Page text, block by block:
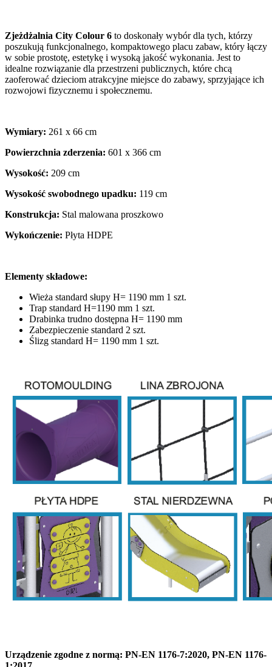
Zjeżdżalnia City Colour 6 to doskonały wybór dla tych, którzy
poszukują funkcjonalnego, kompaktowego placu zabaw, który łączy
w sobie prostotę, estetykę i wysoką jakość wykonania. Jest to
idealne rozwiązanie dla przestrzeni publicznych, które chcą
zaoferować dzieciom atrakcyjne miejsce do zabawy, sprzyjające ich
rozwojowi fizycznemu i społecznemu.
Wymiary: 261 x 66 cm
Powierzchnia zderzenia: 601 x 366 cm
Wysokość: 209 cm
Wysokość swobodnego upadku: 119 cm
Konstrukcja: Stal malowana proszkowo
Wykończenie: Płyta HDPE
Elementy składowe:
Wieża standard słupy H= 1190 mm 1 szt.
Trap standard H=1190 mm 1 szt.
Drabinka trudno dostępna H= 1190 mm
Zabezpieczenie standard 2 szt.
Ślizg standard H= 1190 mm 1 szt.
Urządzenie zgodne z normą: PN-EN 1176-7:2020, PN-EN 1176-